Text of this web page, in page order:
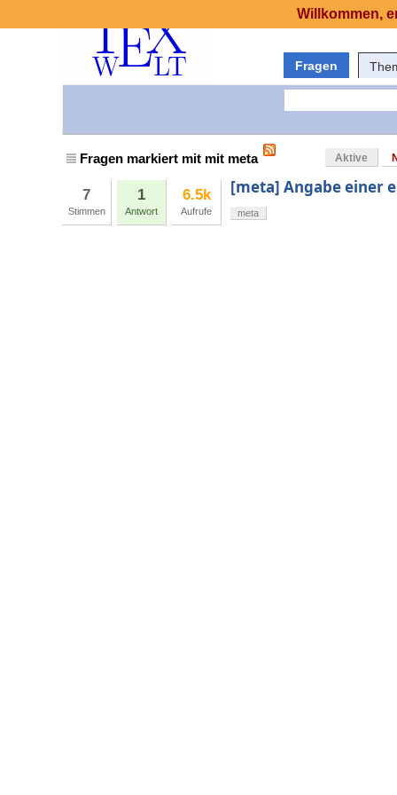
Fragen
Fragen markiert mit mit meta Aktive
7
Stimmen
1
Antwort
6.5k
Aufrufe
[meta] Angabe einer
meta
Willkommen,